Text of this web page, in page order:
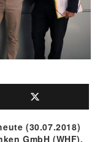
(30.07.2018)
GmbH (WHF),